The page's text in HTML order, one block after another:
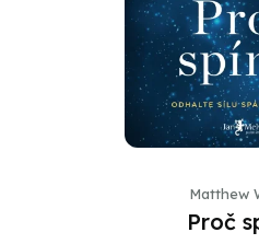
Matthew
Proč